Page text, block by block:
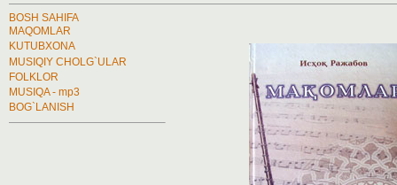
BOSH SAHIFA
MAQOMLAR
KUTUBXONA
MUSIQIY CHOLG`ULAR
FOLKLOR
MUSIQA - mp3
BOG`LANISH